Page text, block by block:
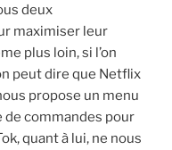
deux
maximiser leur
plus loin, si l’on
peut dire que Netflix
propose un menu
commandes pour
quant à lui, ne nous